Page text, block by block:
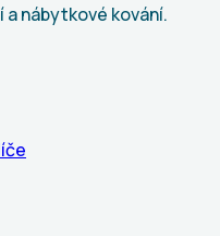
nábytkové kování.